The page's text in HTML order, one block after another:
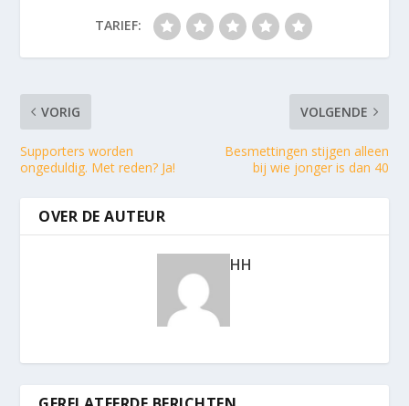
TARIEF:
VORIG
Supporters worden
ongeduldig. Met reden? Ja!
VOLGENDE
Besmettingen stijgen alleen
bij wie jonger is dan 40
OVER DE AUTEUR
HH